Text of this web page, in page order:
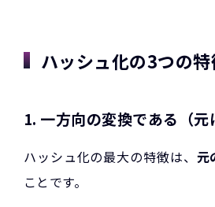
ハッシュ化の3つの
1. 一方向の変換である（元
ハッシュ化の最大の特徴は、 元
ことです。